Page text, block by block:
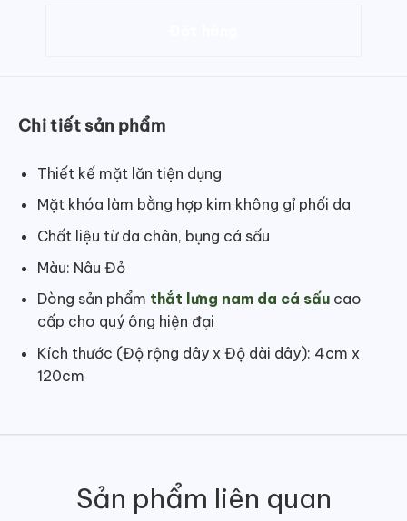
Chi tiết sản phẩm
Thiết kế mặt lăn tiện dụng
Mặt khóa làm bằng hợp kim không gỉ phối da
Chất liệu từ da chân, bụng cá sấu
Màu: Nâu Đỏ
Dòng sản phẩm thắt lưng nam da cá sấucao
cấp cho quý ông hiện đại
Kích thước (Độ rộng dây x Độ dài dây): 4cm x
120cm
Sản phẩm liên quan